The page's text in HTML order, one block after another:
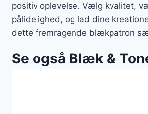
positiv oplevelse. Vælg kvalitet,
pålidelighed, og lad dine
dette fremragende blækpatron
Se også Blæk &